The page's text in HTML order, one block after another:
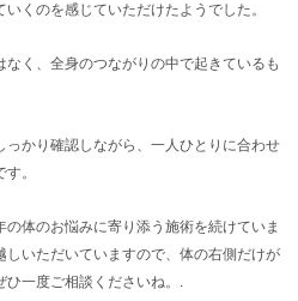
くのを感じていただけたようでした。
く、全身のつながりの中で起きているも
かり確認しながら、一人ひとりに合わせ
。
体のお悩みに寄り添う施術を続けていま
いただいていますので、体の右側だけが
ひ一度ご相談くださいね。.